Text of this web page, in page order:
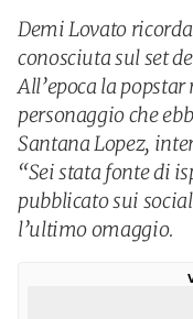
Demi Lovato
conosciuta sul set
All’epoca la
personaggio che
Santana Lopez,
“Sei stata fonte di
pubblicato sui
l’ultimo omaggio.